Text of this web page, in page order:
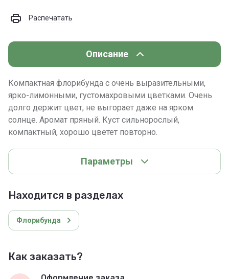
Распечатать
Описание
Компактная флорибунда с очень выразительными,
ярко-лимонными, густомахровыми цветками. Очень
долго держит цвет, не выгорает даже на ярком
солнце. Аромат пряный. Куст сильнорослый,
компактный, хорошо цветет повторно.
Параметры
Находится в разделах
Флорибунда
Как заказать?